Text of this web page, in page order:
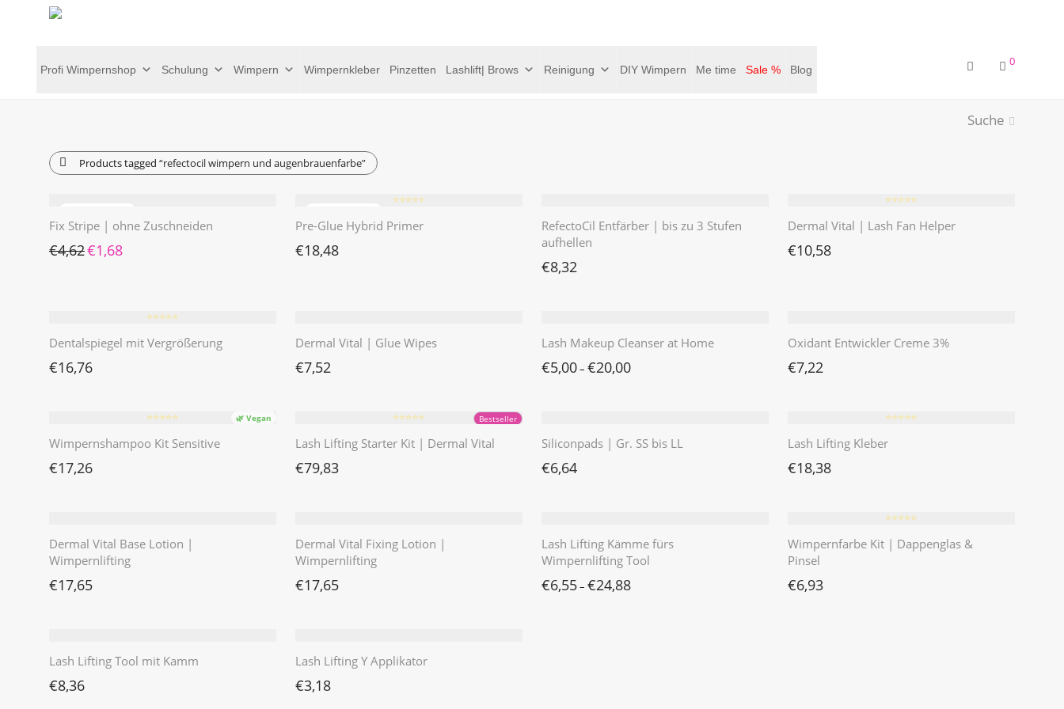
Profi Wimpernshop Schulung Wimpern Wimpernkleber Pinzetten Lashlift| Brows Reinigung DIY Wimpern Me time Sale % Blog
0
Suche
Products tagged “refectocil wimpern und augenbrauenfarbe”
Fix Stripe | ohne Zuschneiden
€4,62 Ursprünglicher Preis war: €4,62
€1,68
⭐️⭐️⭐️⭐️⭐️
Pre-Glue Hybrid Primer
€18,48
RefectoCil Entfärber | bis zu 3 Stufen
aufhellen
€8,32
⭐️⭐️⭐️⭐️⭐️
Dermal Vital | Lash Fan Helper
€10,58
⭐️⭐️⭐️⭐️⭐️
Dentalspiegel mit Vergrößerung
€16,76
Dermal Vital | Glue Wipes
€7,52
Lash Makeup Cleanser at Home
€5,00– €20,00
Oxidant Entwickler Creme 3%
€7,22
⭐️⭐️⭐️⭐️⭐️ 🌿 Vegan
Wimpernshampoo Kit Sensitive
€17,26
Bestseller
⭐️⭐️⭐️⭐️⭐️
Lash Lifting Starter Kit | Dermal Vital
€79,83
Siliconpads | Gr. SS bis LL
€6,64
⭐️⭐️⭐️⭐️⭐️
Lash Lifting Kleber
€18,38
Dermal Vital Base Lotion |
Wimpernlifting
€17,65
Dermal Vital Fixing Lotion |
Wimpernlifting
€17,65
Lash Lifting Kämme fürs
Wimpernlifting Tool
€6,55– €24,88
⭐️⭐️⭐️⭐️⭐️
Wimpernfarbe Kit | Dappenglas &
Pinsel
€6,93
Lash Lifting Tool mit Kamm
€8,36
Lash Lifting Y Applikator
€3,18